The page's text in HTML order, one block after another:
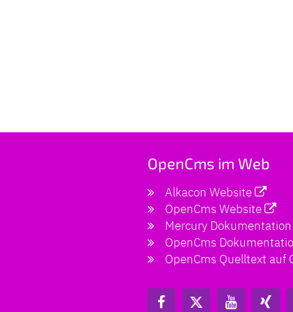
OpenCms im Web
Alkacon Website
OpenCms Website
Mercury Dokumentation
OpenCms
OpenCms Quelltext auf